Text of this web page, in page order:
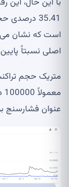
اصلی نسبتاً
متریک حجم
عنوان فشارسنج